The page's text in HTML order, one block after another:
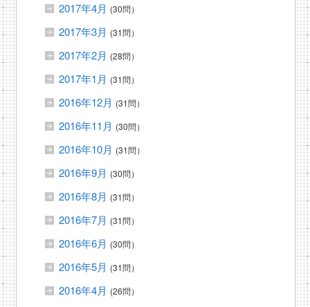
2017年4月 (30問）
2017年3月 (31問）
2017年2月 (28問）
2017年1月 (31問）
2016年12月 (31問）
2016年11月 (30問）
2016年10月 (31問）
2016年9月 (30問）
2016年8月 (31問）
2016年7月 (31問）
2016年6月 (30問）
2016年5月 (31問）
2016年4月 (26問）